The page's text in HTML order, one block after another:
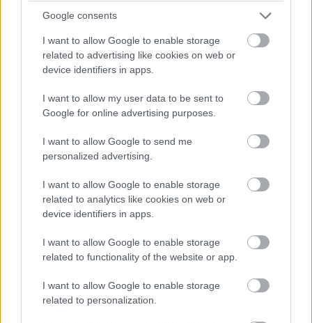
Google consents
I want to allow Google to enable storage
related to advertising like cookies on web or
device identifiers in apps.
I want to allow my user data to be sent to
Google for online advertising purposes.
I want to allow Google to send me
personalized advertising.
I want to allow Google to enable storage
related to analytics like cookies on web or
device identifiers in apps.
I want to allow Google to enable storage
related to functionality of the website or app.
I want to allow Google to enable storage
related to personalization.
Balogh Tamás
Alpine-ra cseréli az Audit a tartalékpilóta, a
Toyota japánja is autóba ül az F1-es Magyar
Nagydíjon
Fornarolitűnik majd fel vendégszereplőként a Formula-1-es
Magyar Nagydíj első pénteki szabadedzésén: az Alpine-nál és a